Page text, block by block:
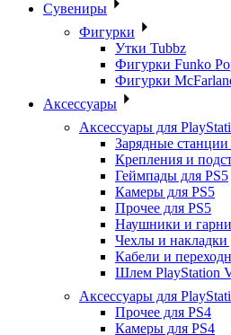
Сувениры
Фигурки
Утки Tubbz
Фигурки Funko
Фигурки
Аксессуары
Аксессуары для
Зарядные
Крепления и
Геймпады для PS5
Камеры для PS5
Прочее для PS5
Наушники и
Чехлы и накладки
Кабели и
Шлем PlayStation
Аксессуары для
Прочее для PS4
Камеры для PS4